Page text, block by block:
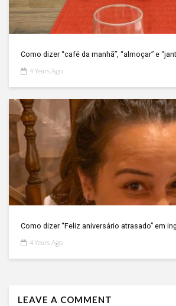
Como dizer “café da manhã”, “almoçar” e
4 Years Ago
Como dizer “Feliz aniversário atrasado” em
4 Years Ago
LEAVE A COMMENT